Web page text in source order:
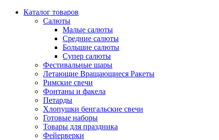
Каталог товаров
Салюты
Малые салюты
Средние салюты
Большие салюты
Супер салюты
Фестивальные шары
Летающие Вращающиеся Ракеты
Римские свечи
Фонтаны и факела
Петарды
Хлопушки бенгальские свечи
Готовые наборы
Товары для праздника
Фейерверки